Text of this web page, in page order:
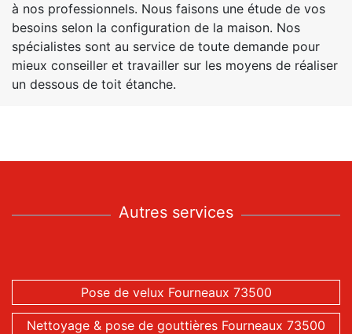
à nos professionnels. Nous faisons une étude de vos
besoins selon la configuration de la maison. Nos
spécialistes sont au service de toute demande pour
mieux conseiller et travailler sur les moyens de réaliser
un dessous de toit étanche.
Autres services
Pose de velux Fourneaux 73500
Nettoyage & pose de gouttières Fourneaux 73500